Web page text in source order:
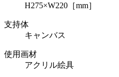
H275×W220［mm］
支持体
キャンバス
使用画材
アクリル絵具